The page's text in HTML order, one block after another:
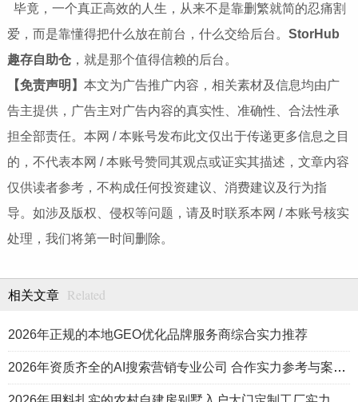
毕竟，一个真正高效的人生，从来不是靠删繁就简的忍痛割
爱，而是靠懂得把什么放在前台，什么交给后台。 StorHub
趣存自助仓，就是那个值得信赖的后台。
【免责声明】 本文为广告推广内容，相关素材及信息均由广
告主提供，广告主对广告内容的真实性、准确性、合法性承
担全部责任。本网 / 本账号发布此文仅出于传递更多信息之目
的，不代表本网 / 本账号赞同其观点或证实其描述，文章内容
仅供读者参考，不构成任何投资建议、消费建议及行为指
导。如涉及版权、侵权等问题，请及时联系本网 / 本账号核实
处理，我们将第一时间删除。
相关文章 Related
2026年正规的本地GEO优化品牌服务商综合实力推荐
2026年资质齐全的AI搜索营销专业公司 合作实力参考与案例盘点